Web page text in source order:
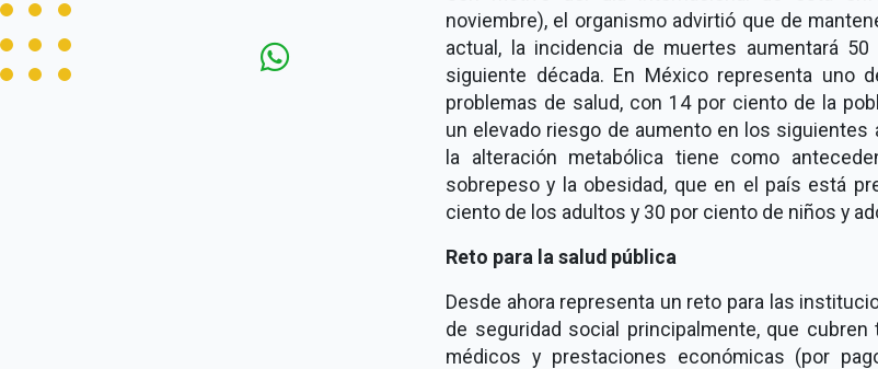
noviembre), el organismo advirtió que de
actual, la incidencia de muertes aumentará
siguiente década. En México representa uno
problemas de salud, con 14 por ciento de la
un elevado riesgo de aumento en los siguientes
la alteración metabólica tiene como
sobrepeso y la obesidad, que en el país está
ciento de los adultos y 30 por ciento de niños y
Reto para la salud pública
Desde ahora representa un reto para las
de seguridad social principalmente, que
médicos y prestaciones económicas (por